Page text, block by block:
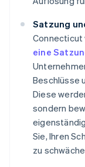
Satzung
Connecticut
eine
Beschlüsse
Diese
sondern
Sie, Ihren
zu